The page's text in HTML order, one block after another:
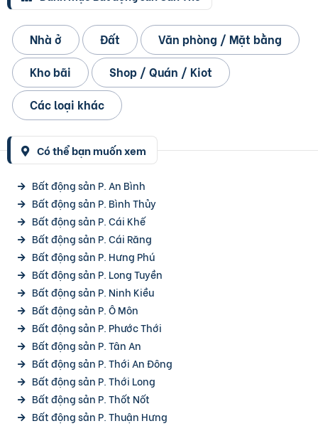
Nhà ở Đất
Văn phòng / Mặt bằng
Kho bãi
Shop / Quán / Kiot
Các loại khác
Có thể bạn muốn xem
Bất động sản P. An Bình
Bất động sản P. Bình Thủy
Bất động sản P. Cái Khế
Bất động sản P. Cái Răng
Bất động sản P. Hưng Phú
Bất động sản P. Long Tuyền
Bất động sản P. Ninh Kiều
Bất động sản P. Ô Môn
Bất động sản P. Phước Thới
Bất động sản P. Tân An
Bất động sản P. Thới An Đông
Bất động sản P. Thới Long
Bất động sản P. Thốt Nốt
Bất động sản P. Thuận Hưng